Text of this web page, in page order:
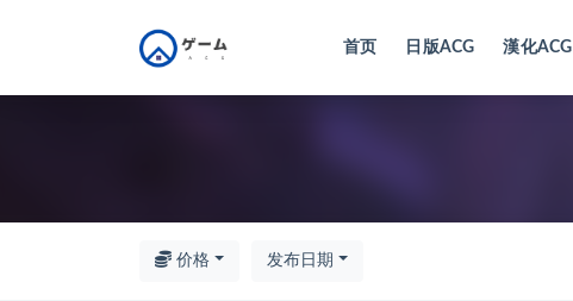
首页 日版ACG 漢化ACG
价格 发布日期